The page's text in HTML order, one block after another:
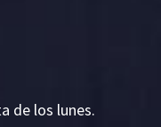
de los lunes.